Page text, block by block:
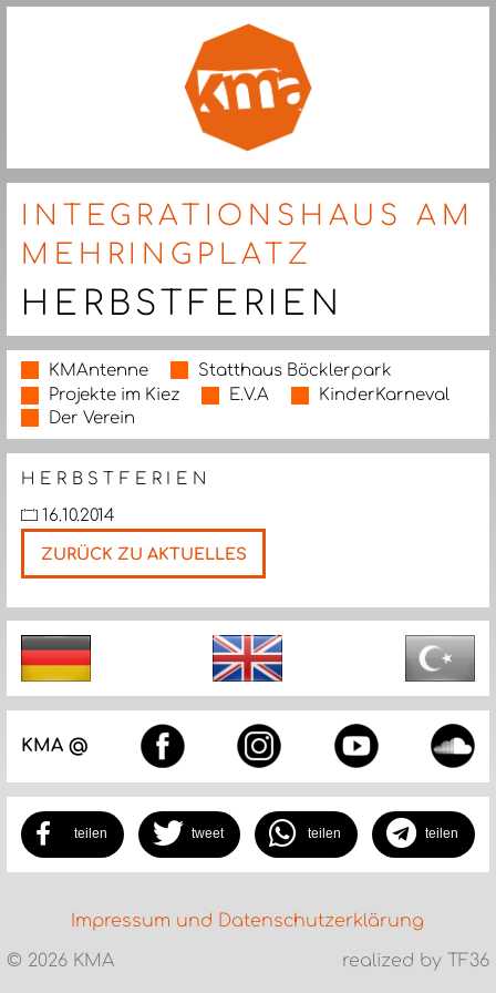
INTEGRATIONSHAUS AM
MEHRINGPLATZ
HERBSTFERIEN
KMAntenne
Statthaus Böcklerpark
Projekte im Kiez
E.V.A
KinderKarneval
Der Verein
HERBSTFERIEN
16.10.2014
ZURÜCK ZU AKTUELLES
Nächste
teilen tweet teilen teilen
KMA @
© 2026 KMA
Impressum und Datenschutzerklärung
realized by TF36